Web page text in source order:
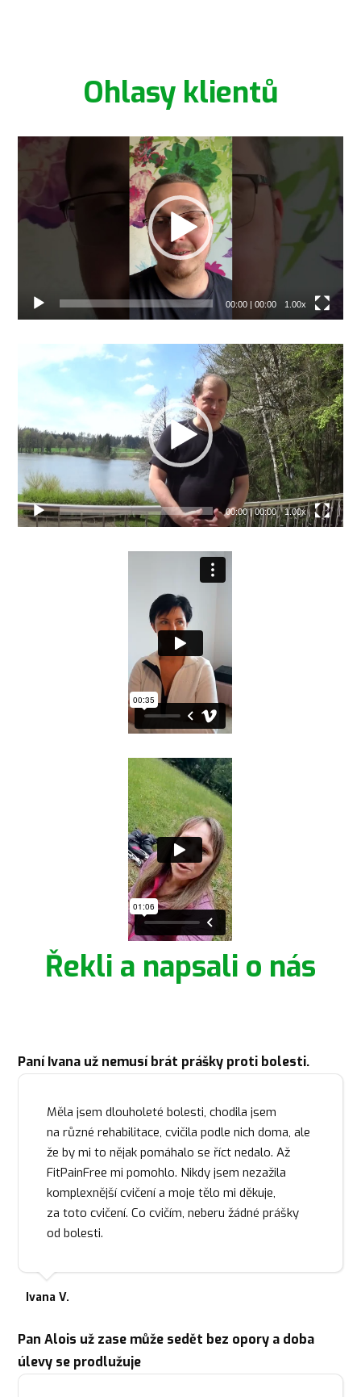
Ohlasy klientů
Video
00:00| 00:00 1.00x
přehrávač
00:00|00:00 1.00x
Řekli a napsali o nás
Paní Ivana už nemusí brát prášky proti bolesti.
Měla jsem dlouholeté bolesti, chodila jsem
na různé rehabilitace, cvičila podle nich doma, ale
že by mi to nějak pomáhalo se říct nedalo. Až
FitPainFree mi pomohlo. Nikdy jsem nezažila
komplexnější cvičení a moje tělo mi děkuje,
za toto cvičení. Co cvičím, neberu žádné prášky
od bolesti.
Ivana V.
Pan Alois už zase může sedět bez opory a doba
úlevy se prodlužuje